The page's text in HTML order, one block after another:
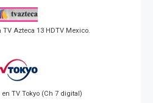
Azteca 13 HDTV Mexico.
TV Tokyo (Ch 7 digital)